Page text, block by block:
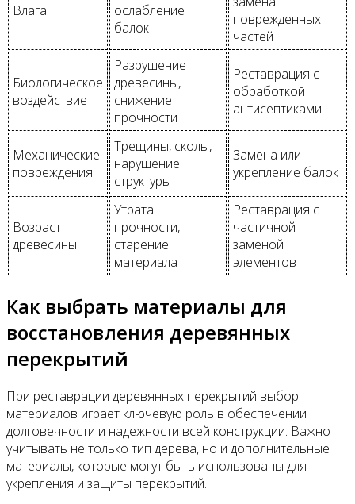
Влага
ослабление
балок
поврежденных
частей
Биологическое
воздействие
Разрушение
древесины,
снижение
прочности
Реставрация с
обработкой
антисептиками
Механические
повреждения
Трещины, сколы,
нарушение
структуры
Замена или
укрепление балок
Возраст
древесины
Утрата
прочности,
старение
материала
Реставрация с
частичной
заменой
элементов
Как выбрать материалы для
восстановления деревянных
перекрытий
При реставрации деревянных перекрытий выбор
материалов играет ключевую роль в обеспечении
долговечности и надежности всей конструкции. Важно
учитывать не только тип дерева, но и дополнительные
материалы, которые могут быть использованы для
укрепления и защиты перекрытий.